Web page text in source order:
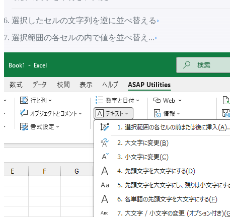
選択したセルの文字列を逆に並べ替える›
選択範囲の各セルの内で値を並べ替え...›